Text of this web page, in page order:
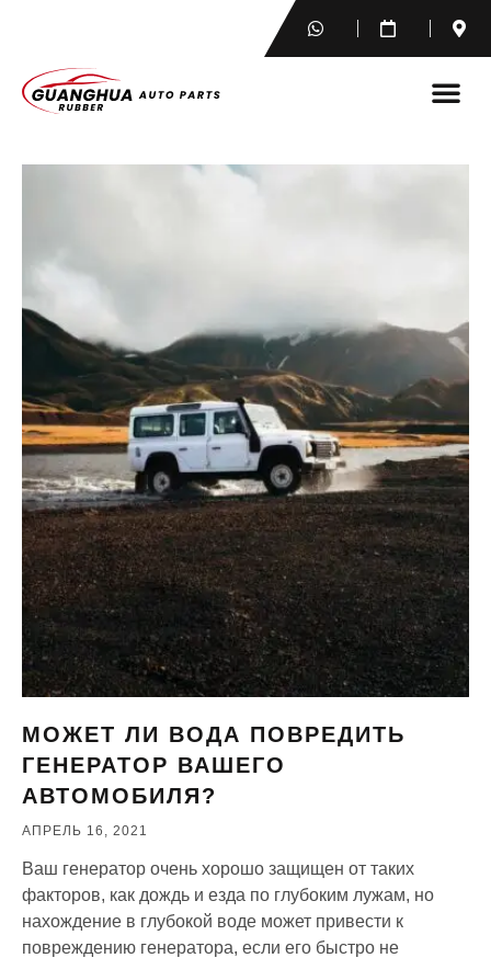
МОЖЕТ ЛИ ВОДА ПОВРЕДИТЬ
ГЕНЕРАТОР ВАШЕГО
АВТОМОБИЛЯ?
АПРЕЛЬ 16, 2021
Ваш генератор очень хорошо защищен от таких
факторов, как дождь и езда по глубоким лужам, но
нахождение в глубокой воде может привести к
повреждению генератора, если его быстро не